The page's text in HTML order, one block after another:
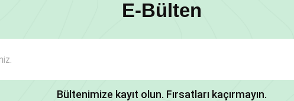
E-Bülten
Bültenimize kayıt olun. Fırsatları kaçırmayın.